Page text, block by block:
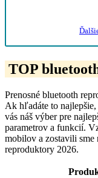
TOP
Prenosné bluetooth
Ak hľadáte to najlepšie,
vás náš výber pre
parametrov a funkcií.
mobilov a zostavili sme
reproduktory 2026.